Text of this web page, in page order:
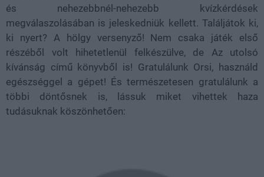
és nehezebbnél-nehezebb kvízkérdések
megválaszolásában is jeleskedniük kellett. Találjátok ki,
ki nyert? A hölgy versenyző! Nem csaka játék első
részéből volt hihetetlenül felkészülve, de Az utolsó
kívánság című könyvből is! Gratulálunk Orsi, használd
egészséggel a gépet! És természetesen gratulálunk a
többi döntősnek is, lássuk miket vihettek haza
tudásuknak köszönhetően: